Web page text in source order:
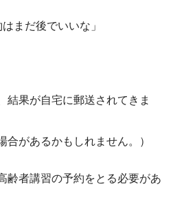
まだ後でいいな」
結果が自宅に郵送されてきま
合があるかもしれません。）
齢者講習の予約をとる必要があ